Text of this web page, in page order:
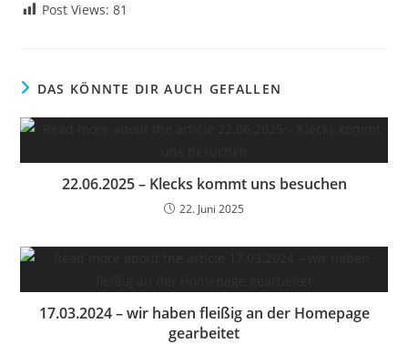
Post Views: 81
DAS KÖNNTE DIR AUCH GEFALLEN
22.06.2025 – Klecks kommt uns besuchen
22. Juni 2025
17.03.2024 – wir haben fleißig an der Homepage
gearbeitet